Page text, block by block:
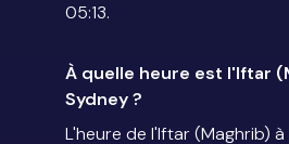
05:13.
À quelle heure est l'Iftar
Sydney ?
L'heure de l'Iftar (Maghrib)